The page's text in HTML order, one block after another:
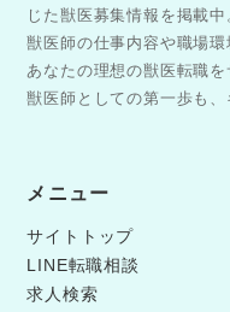
じた獣医募集情報を掲載中
獣医師の仕事内容や職場環
あなたの理想の獣医転職を
獣医師としての第一歩も
メニュー
サイトトップ
LINE転職相談
求人検索